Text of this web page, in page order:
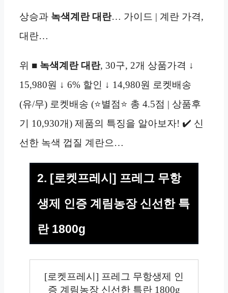
상승과 녹색계란 대란… 가이드 | 계란 가격,
대란…
위 ■ 녹색계란 대란, 30구, 2개 상품가격 ↓
15,980원 ↓ 6% 할인 ↓ 14,980원 로켓배송
(유/무) 로켓배송 (⭐별점⭐ 총 4.5점 | 상품후
기 10,930개) 제품의 특징을 알아보자! ✔️ 신
선한 녹색 껍질 계란으…
2. [로켓프레시] 프레그 무항
생제 인증 계림농장 신선한 특
란 1800g
[로켓프레시] 프레그 무항생제 인
증 계림농장 신선한 특란 1800g